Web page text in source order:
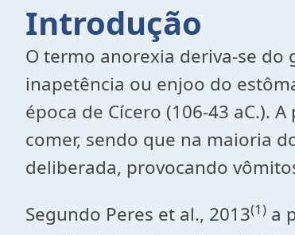
Introdução
O termo anorexia deriva-se do
inapetência ou enjoo do
época de Cícero (106-43 aC.).
comer, sendo que na maioria
deliberada, provocando
Segundo Peres et al., 2013(1) a